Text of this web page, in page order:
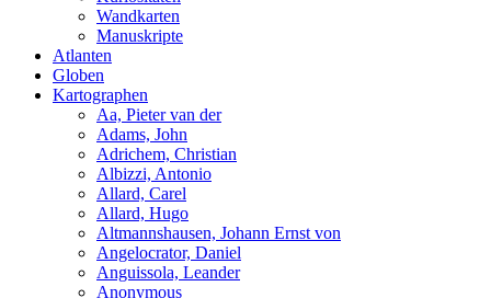
Wandkarten
Manuskripte
Atlanten
Globen
Kartographen
Aa, Pieter van der
Adams, John
Adrichem, Christian
Albizzi, Antonio
Allard, Carel
Allard, Hugo
Altmannshausen, Johann Ernst von
Angelocrator, Daniel
Anguissola, Leander
Anonymous